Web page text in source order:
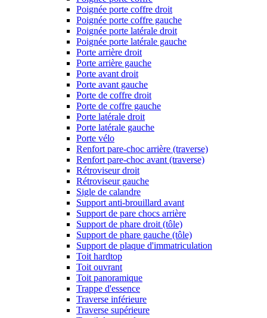
Poignée porte coffre droit
Poignée porte coffre gauche
Poignée porte latérale droit
Poignée porte latérale gauche
Porte arrière droit
Porte arrière gauche
Porte avant droit
Porte avant gauche
Porte de coffre droit
Porte de coffre gauche
Porte latérale droit
Porte latérale gauche
Porte vélo
Renfort pare-choc arrière (traverse)
Renfort pare-choc avant (traverse)
Rétroviseur droit
Rétroviseur gauche
Sigle de calandre
Support anti-brouillard avant
Support de pare chocs arrière
Support de phare droit (tôle)
Support de phare gauche (tôle)
Support de plaque d'immatriculation
Toit hardtop
Toit ouvrant
Toit panoramique
Trappe d'essence
Traverse inférieure
Traverse supérieure